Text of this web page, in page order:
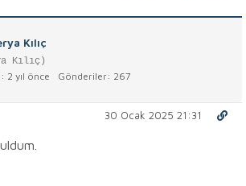
Kılıç
Kılıç)
: 2 yıl önce Gönderiler: 267
30 Ocak 2025 21:31